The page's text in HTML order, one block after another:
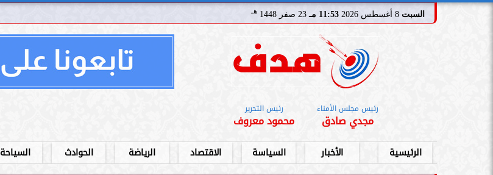
السبت 11:53 مـ 23 صفر 1448 هـ
رئيس مجلس الأمناء
مجدي صادق
رئيس التحرير
محمود معروف
الرئيسية الأخبار السياسة الاقتصاد الرياضة الحوادث السياحة